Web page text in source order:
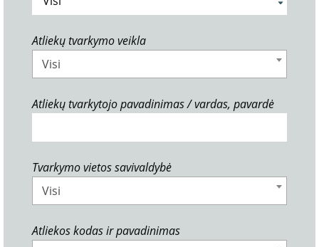
Atliekų tvarkymo veikla
Visi
Atliekų tvarkytojo pavadinimas / vardas, pavardė
Tvarkymo vietos savivaldybė
Visi
Atliekos kodas ir pavadinimas